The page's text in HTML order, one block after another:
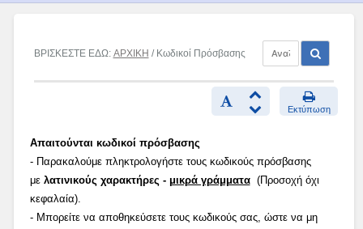
ΒΡΙΣΚΕΣΤΕ ΕΔΩ: ΑΡΧΙΚΗ / Κωδικοί Πρόσβασης
Εκτύπωση
Απαιτούνται κωδικοί πρόσβασης
- Παρακαλούμε πληκτρολογήστε τους κωδικούς πρόσβασης
με λατινικούς χαρακτήρες - μικρά γράμματα(Προσοχή όχι
κεφαλαία).
- Μπορείτε να αποθηκεύσετε τους κωδικούς σας, ώστε να μη